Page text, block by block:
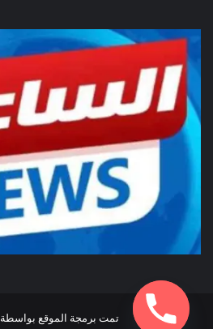
تمت برمجة الموقع بواسطة